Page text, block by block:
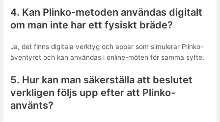
4. Kan Plinko-metoden användas digitalt
om man inte har ett fysiskt bräde?
Ja, det finns digitala verktyg och appar som simulerar Plinko-
äventyret och kan användas i online-möten för samma syfte.
5. Hur kan man säkerställa att beslutet
verkligen följs upp efter att Plinko-
använts?